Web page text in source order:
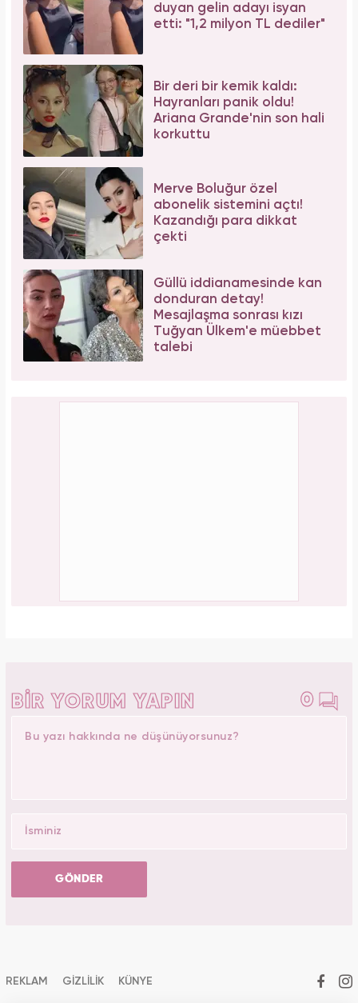
duyan gelin adayı isyan
etti: "1,2 milyon TL dediler"
Bir deri bir kemik kaldı:
Hayranları panik oldu!
Ariana Grande'nin son hali
korkuttu
Merve Boluğur özel
abonelik sistemini açtı!
Kazandığı para dikkat
çekti
Güllü iddianamesinde kan
donduran detay!
Mesajlaşma sonrası kızı
Tuğyan Ülkem'e müebbet
talebi
BİR YORUM YAPIN 0
GÖNDER
REKLAM GİZLİLİK KÜNYE